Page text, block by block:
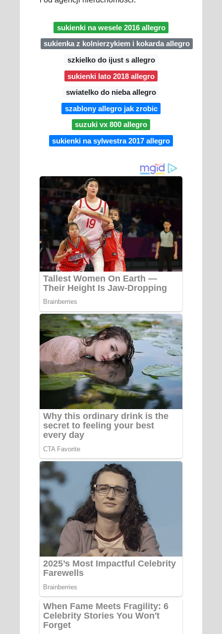
sukienki na wesele 2016 allegro
sukienka z kolnierzykiem i kokarda allegro
szkielko do ijust s allegro
sukienki lato 2018 allegro
swiatelko do nieba allegro
szablony allegro jak zrobic
suzuki vx 800 allegro
sukienki na sylwestra 2017 allegro